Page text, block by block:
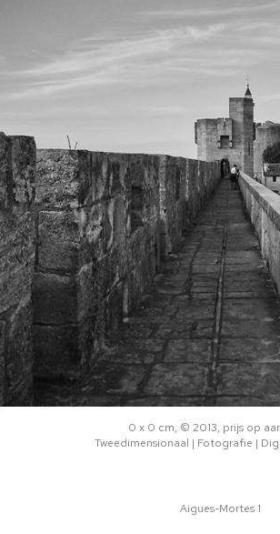
0 x 0 cm, © 2013, prijs op
Tweedimensionaal | Fotografie |
Aigues-Mortes 1